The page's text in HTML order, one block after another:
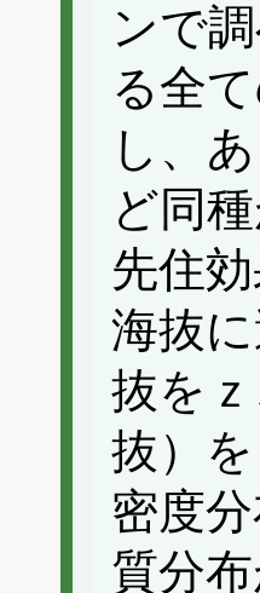
ンで
る全
し、
ど同
先住
海抜
抜を
抜）
密度
質分